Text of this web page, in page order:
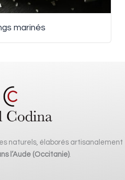
marinés
naturels, élaborés artisanalement
l’Aude (Occitanie).